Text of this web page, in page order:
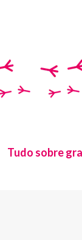
Tudo sobre